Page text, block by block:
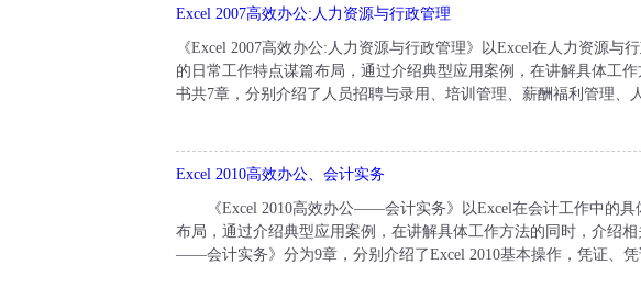
Excel 2007高效办公:人力资源与行政管理
《Excel 2007高效办公:人力资源与行政管理》以Excel在人力资源
的日常工作特点谋篇布局，通过介绍典型应用案例，在讲解具体工
书共7章，分别介绍了人员招聘与录用、培训管理、薪酬福利管理、
Excel 2010高效办公、会计实务
《Excel 2010高效办公——会计实务》以Excel在会计工作中的具
布局，通过介绍典型应用案例，在讲解具体工作方法的同时，介绍
——会计实务》分为9章，分别介绍了Excel 2010基本操作，凭证、